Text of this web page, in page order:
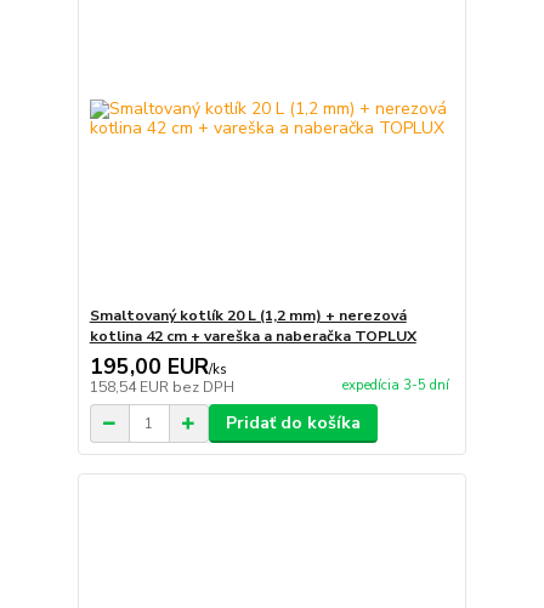
Smaltovaný kotlík 20 L (1,2 mm) + nerezová
kotlina 42 cm + vareška a naberačka TOPLUX
195,00 EUR/ks
158,54 EUR bez DPH expedícia 3-5 dní
Pridať do košíka